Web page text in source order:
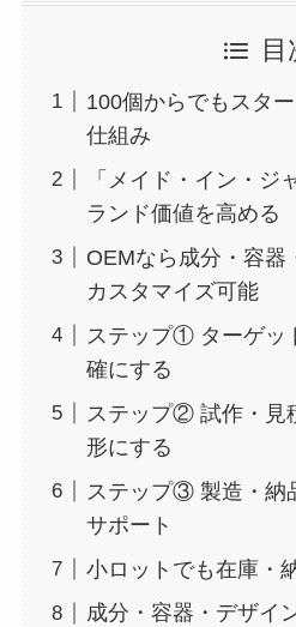
目
100個からでもスタ
仕組み
「メイド・イン・ジ
ランド価値を高める
OEMなら成分・容器
カスタマイズ可能
ステップ① ターゲッ
確にする
ステップ② 試作・見
形にする
ステップ③ 製造・納
サポート
小ロットでも在庫・
成分・容器・デザイ